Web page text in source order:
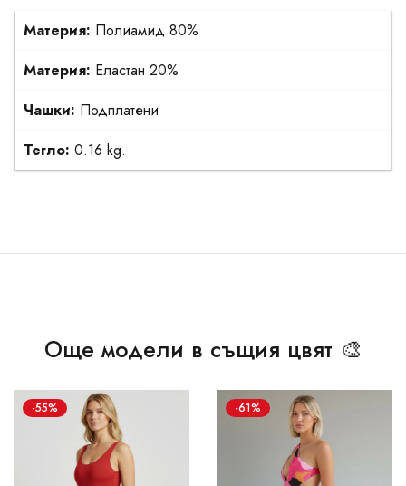
Материя: Полиамид 80%
Материя: Еластан 20%
Чашки: Подплатени
Тегло: 0.16 kg.
Още модели в същия цвят 🎨
-55% -61%